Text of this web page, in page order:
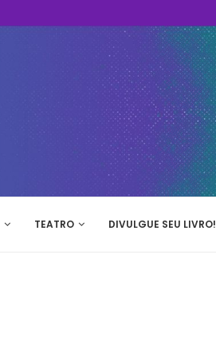
TEATRO DIVULGUE SEU LIVRO!